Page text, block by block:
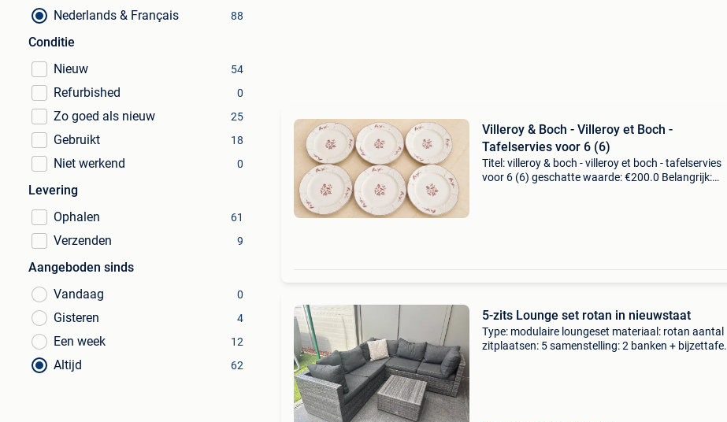
Nederlands & Français 88
Conditie
Nieuw
54
Refurbished 0
Zo goed als nieuw 25
Gebruikt 18
Niet werkend 0
Levering
Ophalen
61
Verzenden 9
Aangeboden sinds
Vandaag
0
Gisteren 4
Een week 12
Altijd 62
Villeroy & Boch - Villeroy et Boch -
Tafelservies voor 6 (6)
Titel: villeroy & boch - villeroy et boch - tafelservies
voor 6 (6) geschatte waarde: €200.0 Belangrijk:
5-zits Lounge set rotan in nieuwstaat
Type: modulaire loungeset materiaal: rotan aantal
zitplaatsen: 5 samenstelling: 2 banken + bijzettafel